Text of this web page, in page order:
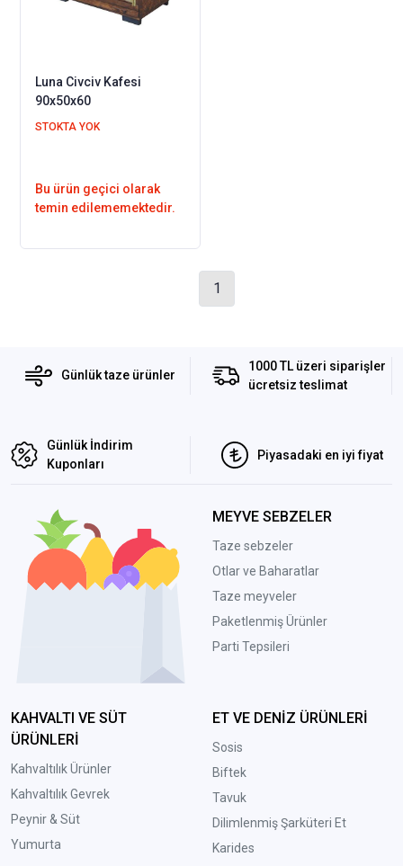
Luna Civciv Kafesi
90x50x60
STOKTA YOK
Bu ürün geçici olarak
temin edilememektedir.
1
Günlük taze ürünler
1000 TL üzeri siparişler
ücretsiz teslimat
Günlük İndirim
Kuponları
Piyasadaki en iyi fiyat
MEYVE SEBZELER
Taze sebzeler
Otlar ve Baharatlar
Taze meyveler
Paketlenmiş Ürünler
Parti Tepsileri
KAHVALTI VE SÜT
ÜRÜNLERİ
Kahvaltılık Ürünler
Kahvaltılık Gevrek
Peynir & Süt
Yumurta
ET VE DENİZ ÜRÜNLERİ
Sosis
Biftek
Tavuk
Dilimlenmiş Şarküteri Et
Karides